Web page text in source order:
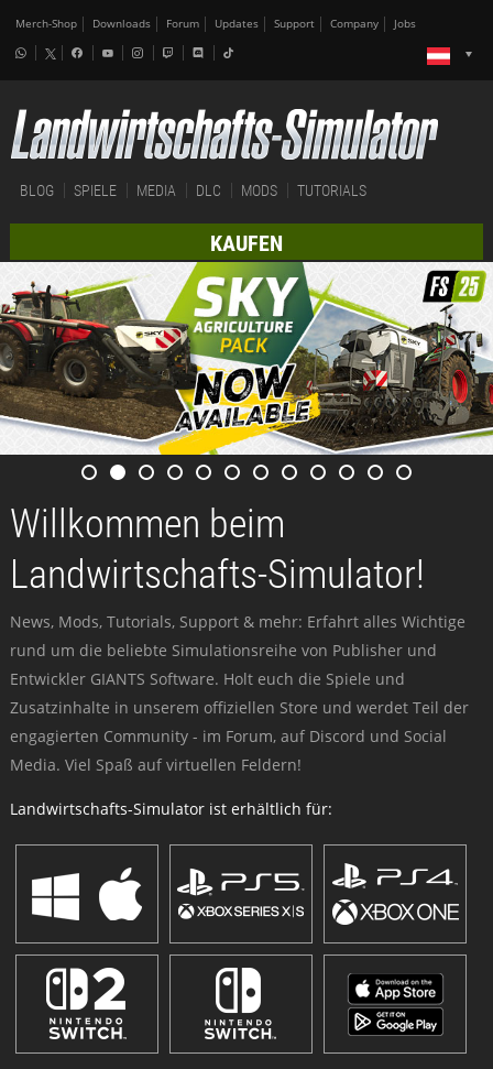
Merch-Shop Downloads Forum Updates Support Company Jobs
BLOG SPIELE MEDIA DLC MODS TUTORIALS
KAUFEN
Willkommen beim
Landwirtschafts-Simulator!
News, Mods, Tutorials, Support & mehr: Erfahrt alles Wichtige
rund um die beliebte Simulationsreihe von Publisher und
Entwickler GIANTS Software. Holt euch die Spiele und
Zusatzinhalte in unserem offiziellen Store und werdet Teil der
engagierten Community - im Forum, auf Discord und Social
Media. Viel Spaß auf virtuellen Feldern!
Landwirtschafts-Simulator ist erhältlich für: